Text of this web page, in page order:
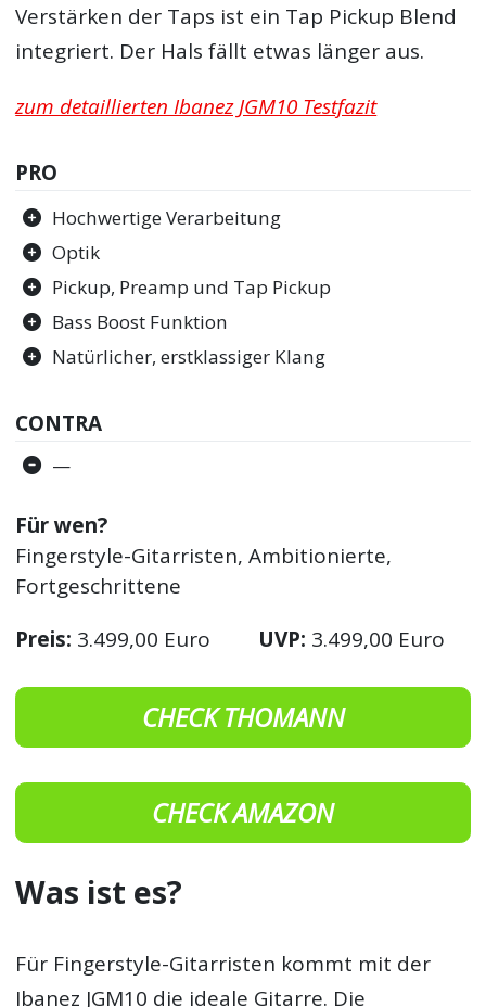
Verstärken der Taps ist ein Tap Pickup Blend
integriert. Der Hals fällt etwas länger aus.
zum detaillierten Ibanez JGM10 Testfazit
PRO
Hochwertige Verarbeitung
Optik
Pickup, Preamp und Tap Pickup
Bass Boost Funktion
Natürlicher, erstklassiger Klang
CONTRA
—
Für wen?
Fingerstyle-Gitarristen, Ambitionierte,
Fortgeschrittene
Preis: 3.499,00 Euro UVP: 3.499,00 Euro
CHECK THOMANN
CHECK AMAZON
Was ist es?
Für Fingerstyle-Gitarristen kommt mit der
Ibanez JGM10 die ideale Gitarre. Die